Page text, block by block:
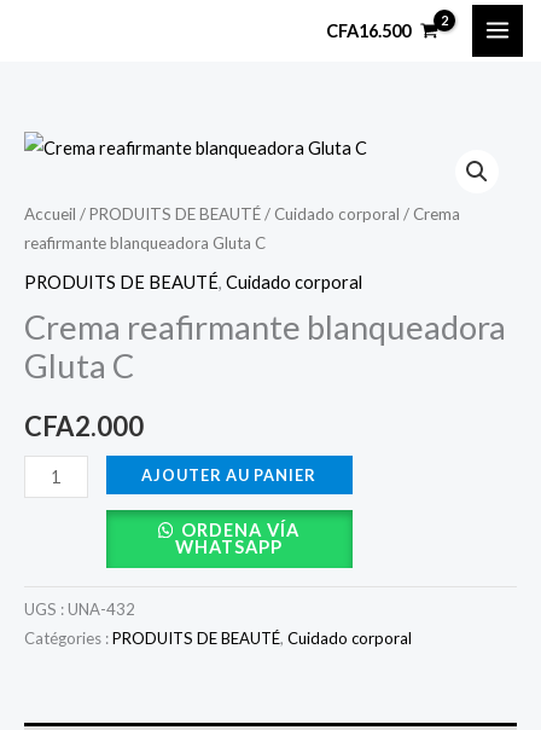
CFA16.500
Accueil /PRODUITS DE BEAUTÉ/ Cuidado corporal / Crema
reafirmante blanqueadora Gluta C
PRODUITS DE BEAUTÉ, Cuidado corporal
Crema reafirmante blanqueadora
Gluta C
CFA2.000
quantité
Crema
reafirmante
blanqueadora
C
AJOUTER AU PANIER
ORDENA VÍA
WHATSAPP
UGS : UNA-432
Catégories :PRODUITS DE BEAUTÉ, Cuidado corporal